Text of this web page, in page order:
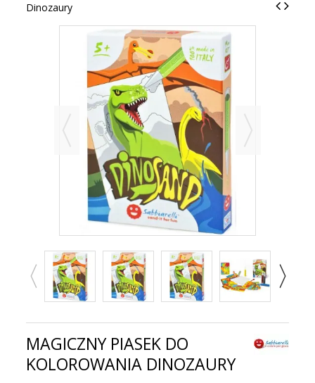
Dinozaury
MAGICZNY PIASEK DO
KOLOROWANIA DINOZAURY